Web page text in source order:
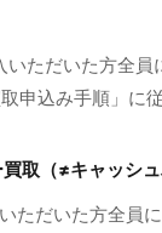
ただいた方全員
申込み手順」に
取（≠キャッシュ
ただいた方全員